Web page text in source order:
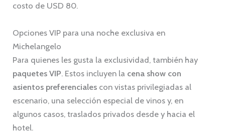
costo de USD 80.
Opciones VIP para una noche exclusiva en
Michelangelo
Para quienes les gusta la exclusividad, también hay
paquetes VIP. Estos incluyen la cena show con
asientos preferenciales con vistas privilegiadas al
escenario, una selección especial de vinos y, en
algunos casos, traslados privados desde y hacia el
hotel.